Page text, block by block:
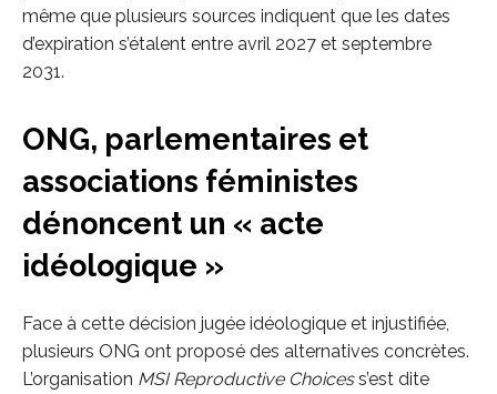
même que plusieurs sources indiquent que les dates
d’expiration s’étalent entre avril 2027 et septembre
2031.
ONG, parlementaires et
associations féministes
dénoncent un « acte
idéologique »
Face à cette décision jugée idéologique et injustifiée,
plusieurs ONG ont proposé des alternatives concrètes.
L’organisation MSI Reproductive Choicess’est dite